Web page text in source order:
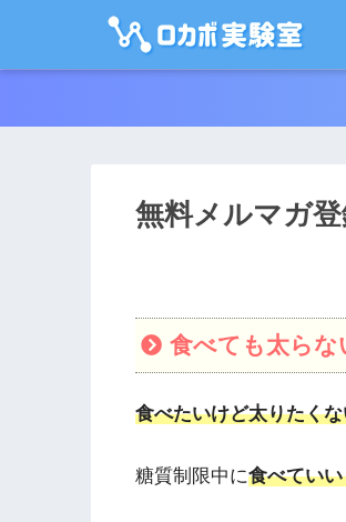
無料メルマガ
食べても太らな
食べたいけど太りたく
糖質制限中に食べてい